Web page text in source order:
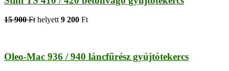
15 900 Ft helyett 9 200 Ft
Oleo-Mac 936 / 940 láncfűrész gyújtótekercs